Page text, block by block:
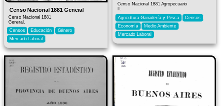
Censo Nacional 1881 General
Censo Nacional 1881
General.
Censos
Educación
Género
Mercado Laboral
Censo Nacional 1881 Agropecuario
Agricultura Ganadería y Pesca
Censos
Economía
Medio Ambiente
Mercado Laboral